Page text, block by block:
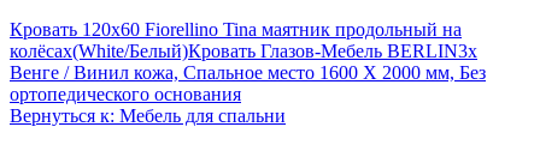
Кровать 120x60 Fiorellino Tina маятник продольный на
колёсах(White/Белый)Кровать Глазов-Мебель BERLIN3x
Венге / Винил кожа, Спальное место 1600 X 2000 мм, Без
ортопедического основания
Вернуться к: Мебель для спальни